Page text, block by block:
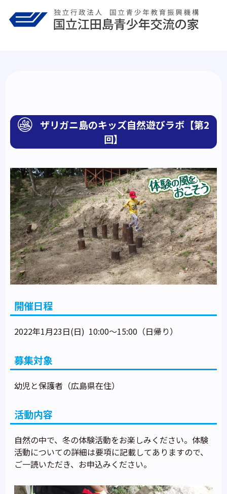
ザリガニ島のキッズ自然遊びラボ【第2
回】
開催日程
2022年1月23日(日) 10:00～15:00（日帰り）
募集対象
幼児と保護者（広島県在住）
活動内容
自然の中で、冬の体験活動をお楽しみください。体験
活動についての詳細は要項に記載してありますので、
ご一読いただき、お申込みください。